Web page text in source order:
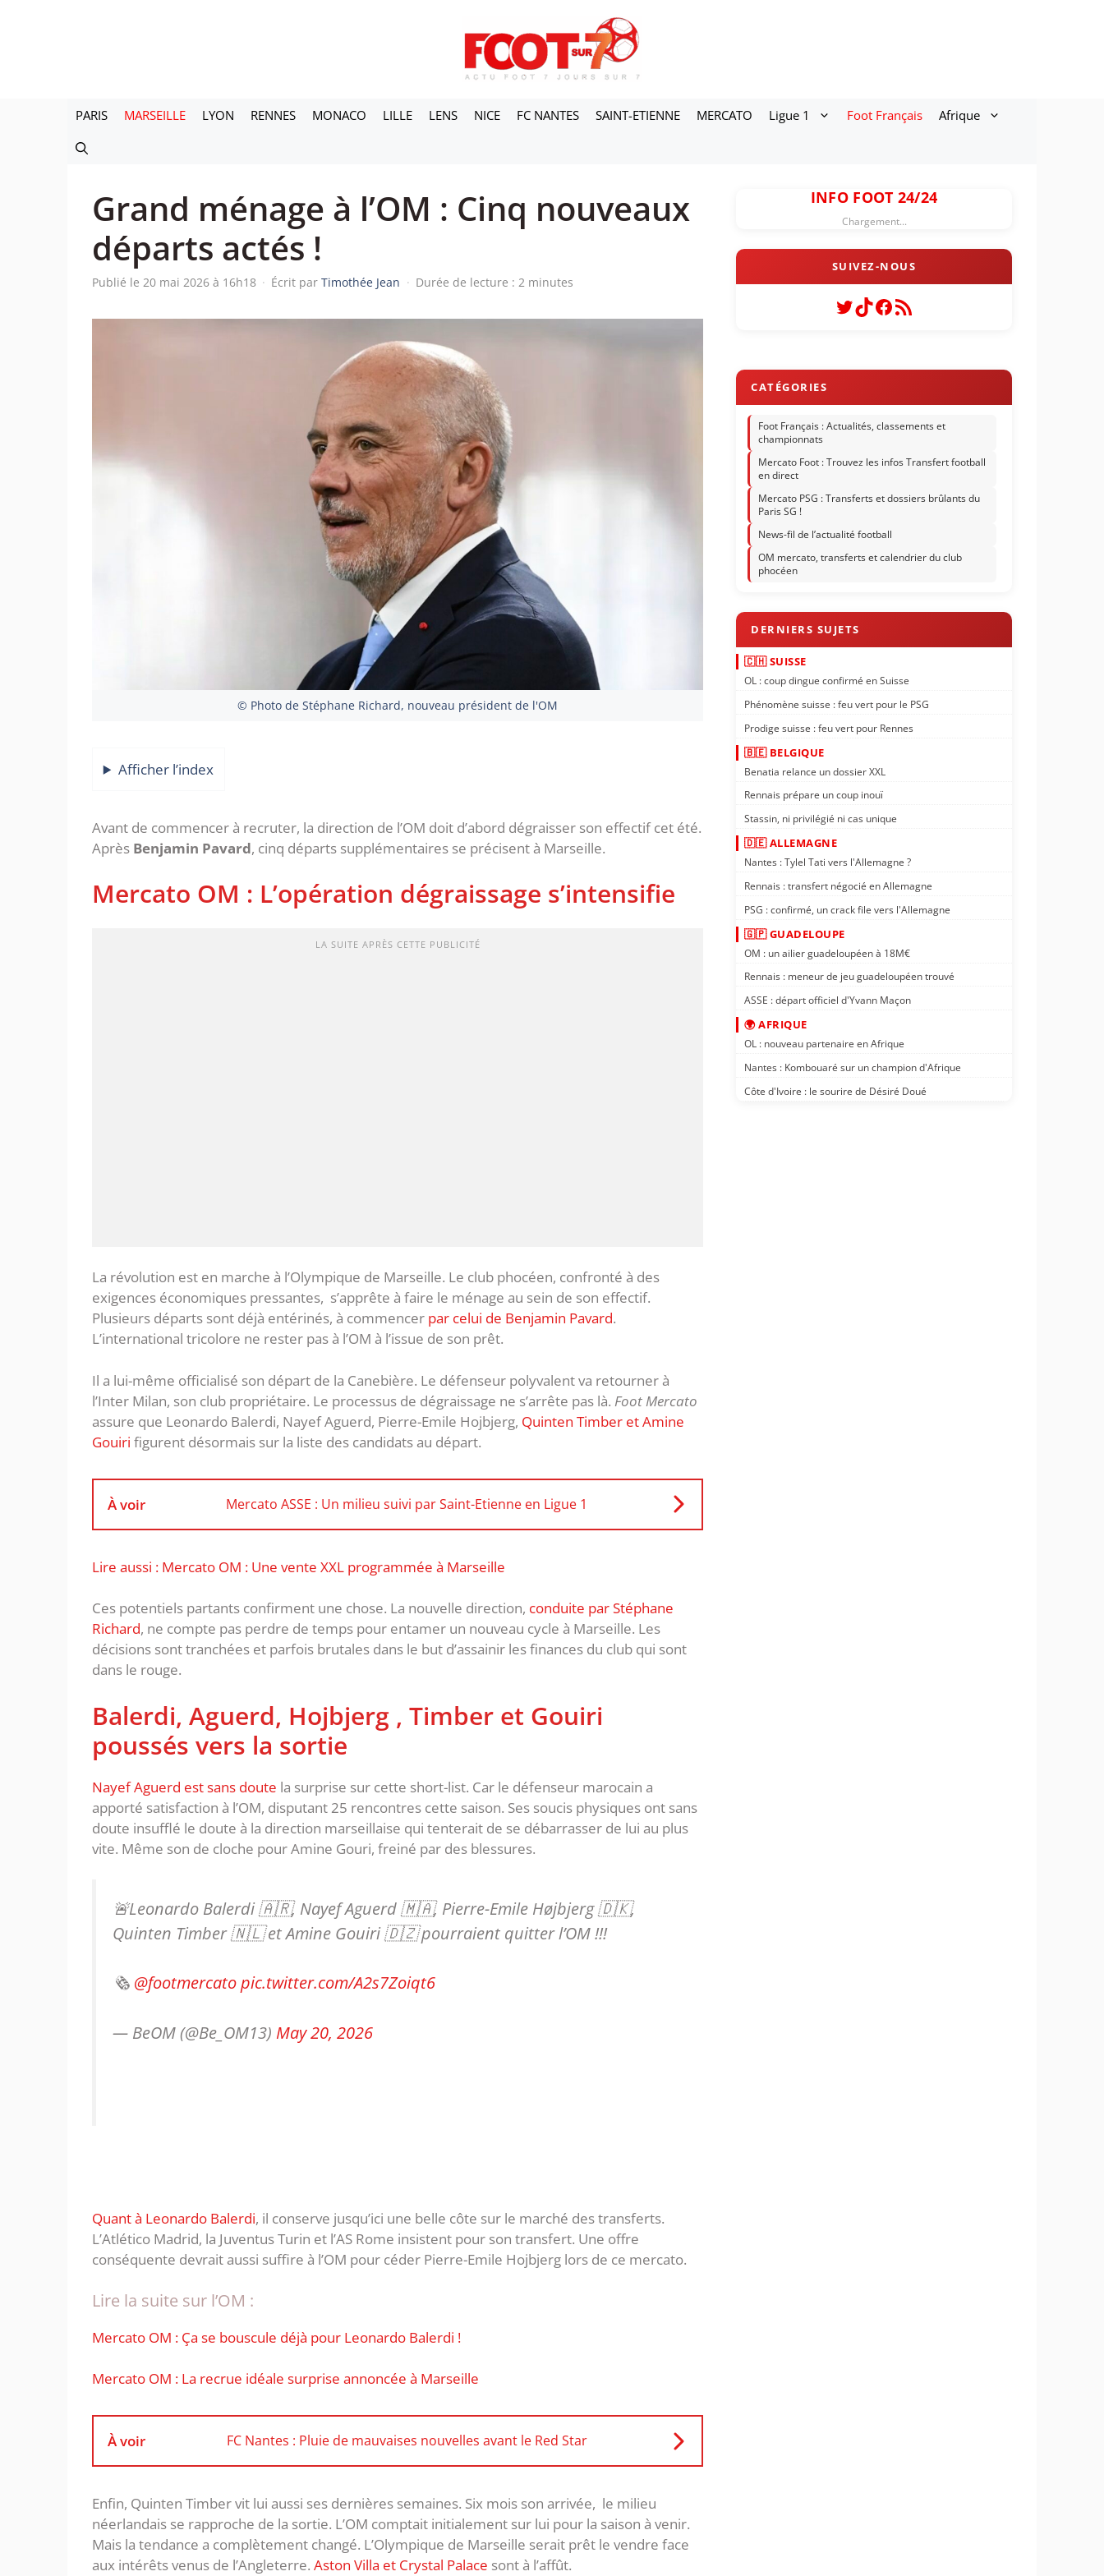
PARIS MARSEILLE LYON RENNES MONACO LILLE LENS NICE FC NANTES SAINT-ETIENNE MERCATO Ligue 1 Foot Français Afrique
Grand ménage à l’OM : Cinq nouveaux
départs actés !
Publié le 20 mai 2026 à 16h18 · Écrit parTimothée Jean · Durée de lecture : 2 minutes
© Photo de Stéphane Richard, nouveau président de l'OM
Afficher l’index
Avant de commencer à recruter, la direction de l’OM doit d’abord dégraisser son effectif cet été.
Après Benjamin Pavard, cinq départs supplémentaires se précisent à Marseille.
Mercato OM : L’opération dégraissage s’intensifie
LA SUITE APRÈS CETTE PUBLICITÉ
La révolution est en marche à l’Olympique de Marseille. Le club phocéen, confronté à des
exigences économiques pressantes, s’apprête à faire le ménage au sein de son effectif.
Plusieurs départs sont déjà entérinés, à commencer par celui de Benjamin Pavard.
L’international tricolore ne rester pas à l’OM à l’issue de son prêt.
Il a lui-même officialisé son départ de la Canebière. Le défenseur polyvalent va retourner à
l’Inter Milan, son club propriétaire. Le processus de dégraissage ne s’arrête pas là. Foot Mercato
assure que Leonardo Balerdi, Nayef Aguerd, Pierre-Emile Hojbjerg, Quinten Timber et Amine
Gouiri figurent désormais sur la liste des candidats au départ.
À voir Mercato ASSE : Un milieu suivi par Saint-Etienne en Ligue 1
Lire aussi : Mercato OM : Une vente XXL programmée à Marseille
Ces potentiels partants confirment une chose. La nouvelle direction, conduite par Stéphane
Richard, ne compte pas perdre de temps pour entamer un nouveau cycle à Marseille. Les
décisions sont tranchées et parfois brutales dans le but d’assainir les finances du club qui sont
dans le rouge.
Balerdi, Aguerd, Hojbjerg , Timber et Gouiri
poussés vers la sortie
Nayef Aguerd est sans doute la surprise sur cette short-list. Car le défenseur marocain a
apporté satisfaction à l’OM, disputant 25 rencontres cette saison. Ses soucis physiques ont sans
doute insufflé le doute à la direction marseillaise qui tenterait de se débarrasser de lui au plus
vite. Même son de cloche pour Amine Gouri, freiné par des blessures.
🚨Leonardo Balerdi 🇦🇷, Nayef Aguerd 🇲🇦, Pierre-Emile Højbjerg 🇩🇰,
Quinten Timber 🇳🇱 et Amine Gouiri 🇩🇿 pourraient quitter l’OM !!!
🗞️ @footmercatopic.twitter.com/A2s7Zoiqt6
— BeOM (@Be_OM13) May 20, 2026
Quant à Leonardo Balerdi, il conserve jusqu’ici une belle côte sur le marché des transferts.
L’Atlético Madrid, la Juventus Turin et l’AS Rome insistent pour son transfert. Une offre
conséquente devrait aussi suffire à l’OM pour céder Pierre-Emile Hojbjerg lors de ce mercato.
Lire la suite sur l’OM :
Mercato OM : Ça se bouscule déjà pour Leonardo Balerdi !
‎Mercato OM : La recrue idéale surprise annoncée à Marseille
À voir FC Nantes : Pluie de mauvaises nouvelles avant le Red Star
Enfin, Quinten Timber vit lui aussi ses dernières semaines. Six mois son arrivée, le milieu
néerlandais se rapproche de la sortie. L’OM comptait initialement sur lui pour la saison à venir.
Mais la tendance a complètement changé. L’Olympique de Marseille serait prêt le vendre face
aux intérêts venus de l’Angleterre. Aston Villa et Crystal Palace sont à l’affût.
INFO FOOT 24/24
Chargement...
Twitter
TikTok
Facebook
Flux RSS
Foot Français : Actualités, classements et
championnats
Mercato Foot : Trouvez les infos Transfert football
en direct
Mercato PSG : Transferts et dossiers brûlants du
Paris SG !
News-fil de l’actualité football
OM mercato, transferts et calendrier du club
phocéen
🇨🇭 SUISSE
OL : coup dingue confirmé en Suisse
Phénomène suisse : feu vert pour le PSG
Prodige suisse : feu vert pour Rennes
🇧🇪 BELGIQUE
Benatia relance un dossier XXL
Rennais prépare un coup inouï
Stassin, ni privilégié ni cas unique
🇩🇪 ALLEMAGNE
Nantes : Tylel Tati vers l'Allemagne ?
Rennais : transfert négocié en Allemagne
PSG : confirmé, un crack file vers l'Allemagne
🇬🇵 GUADELOUPE
OM : un ailier guadeloupéen à 18M€
Rennais : meneur de jeu guadeloupéen trouvé
ASSE : départ officiel d'Yvann Maçon
🌍 AFRIQUE
OL : nouveau partenaire en Afrique
Nantes : Kombouaré sur un champion d'Afrique
Côte d'Ivoire : le sourire de Désiré Doué